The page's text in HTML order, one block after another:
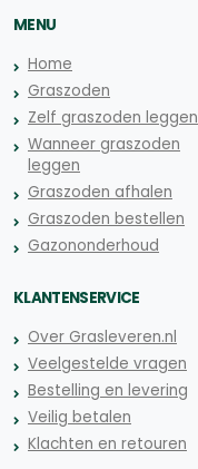
MENU
Home
Graszoden
Zelf graszoden leggen
Wanneer graszoden
leggen
Graszoden afhalen
Graszoden bestellen
Gazononderhoud
KLANTENSERVICE
Over Grasleveren.nl
Veelgestelde vragen
Bestelling en levering
Veilig betalen
Klachten en retouren